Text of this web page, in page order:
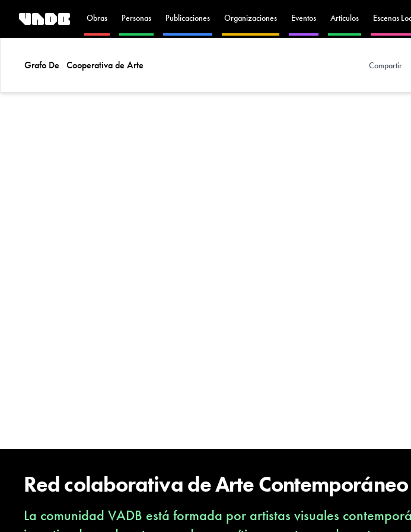
Obras Personas Publicaciones Organizaciones Eventos Artículos Escenas
Grafo De Cooperativa de Arte Compartir
Red colaborativa de Arte
La comunidad VADB está formada por artistas visuales